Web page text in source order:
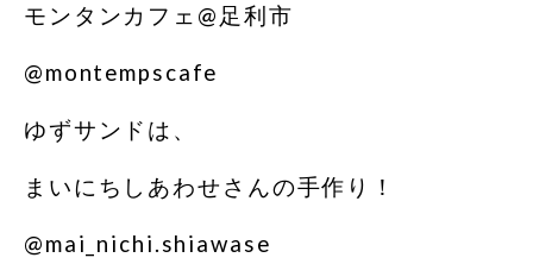
モンタンカフェ@足利市
@montempscafe
ゆずサンドは、
まいにちしあわせさんの手作り！
@mai_nichi.shiawase